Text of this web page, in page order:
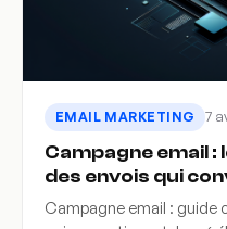
EMAIL MARKETING 7
Campagne email
des envois qui
Campagne email : guide